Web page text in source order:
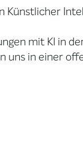
Künstlicher
mit KI in
uns in einer